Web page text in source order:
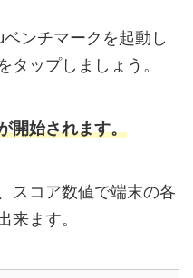
ンチマークを起動し
タップしましょう。
開始されます。
スコア数値で端末の各
来ます。